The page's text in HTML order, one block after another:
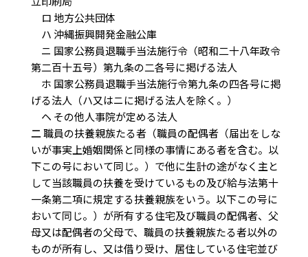
ロ 地方公共団体
ハ 沖縄振興開発金融公庫
ニ 国家公務員退職手当法施行令（昭和二十八年政令
第二百十五号）第九条の二各号に掲げる法人
ホ 国家公務員退職手当法施行令第九条の四各号に掲
げる法人（ハ又はニに掲げる法人を除く。）
ヘ その他人事院が定める法人
二職員の扶養親族たる者（職員の配偶者（届出をしな
いが事実上婚姻関係と同様の事情にある者を含む。以
下この号において同じ。）で他に生計の途がなく主と
して当該職員の扶養を受けているもの及び給与法第十
一条第二項に規定する扶養親族をいう。以下この号に
おいて同じ。）が所有する住宅及び職員の配偶者、父
母又は配偶者の父母で、職員の扶養親族たる者以外の
ものが所有し、又は借り受け、居住している住宅並び